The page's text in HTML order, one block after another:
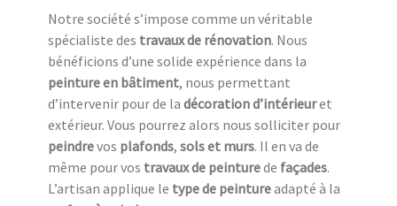
Notre société s’impose comme un véritable
spécialiste des travaux de rénovation. Nous
bénéficions d’une solide expérience dans la
peinture en bâtiment, nous permettant
d’intervenir pour de la décoration d’intérieuret
extérieur. Vous pourrez alors nous solliciter pour
peindrevos plafonds, sols et murs. Il en va de
même pour vos travaux de peinturede façades.
L’artisan applique le type de peintureadapté à la